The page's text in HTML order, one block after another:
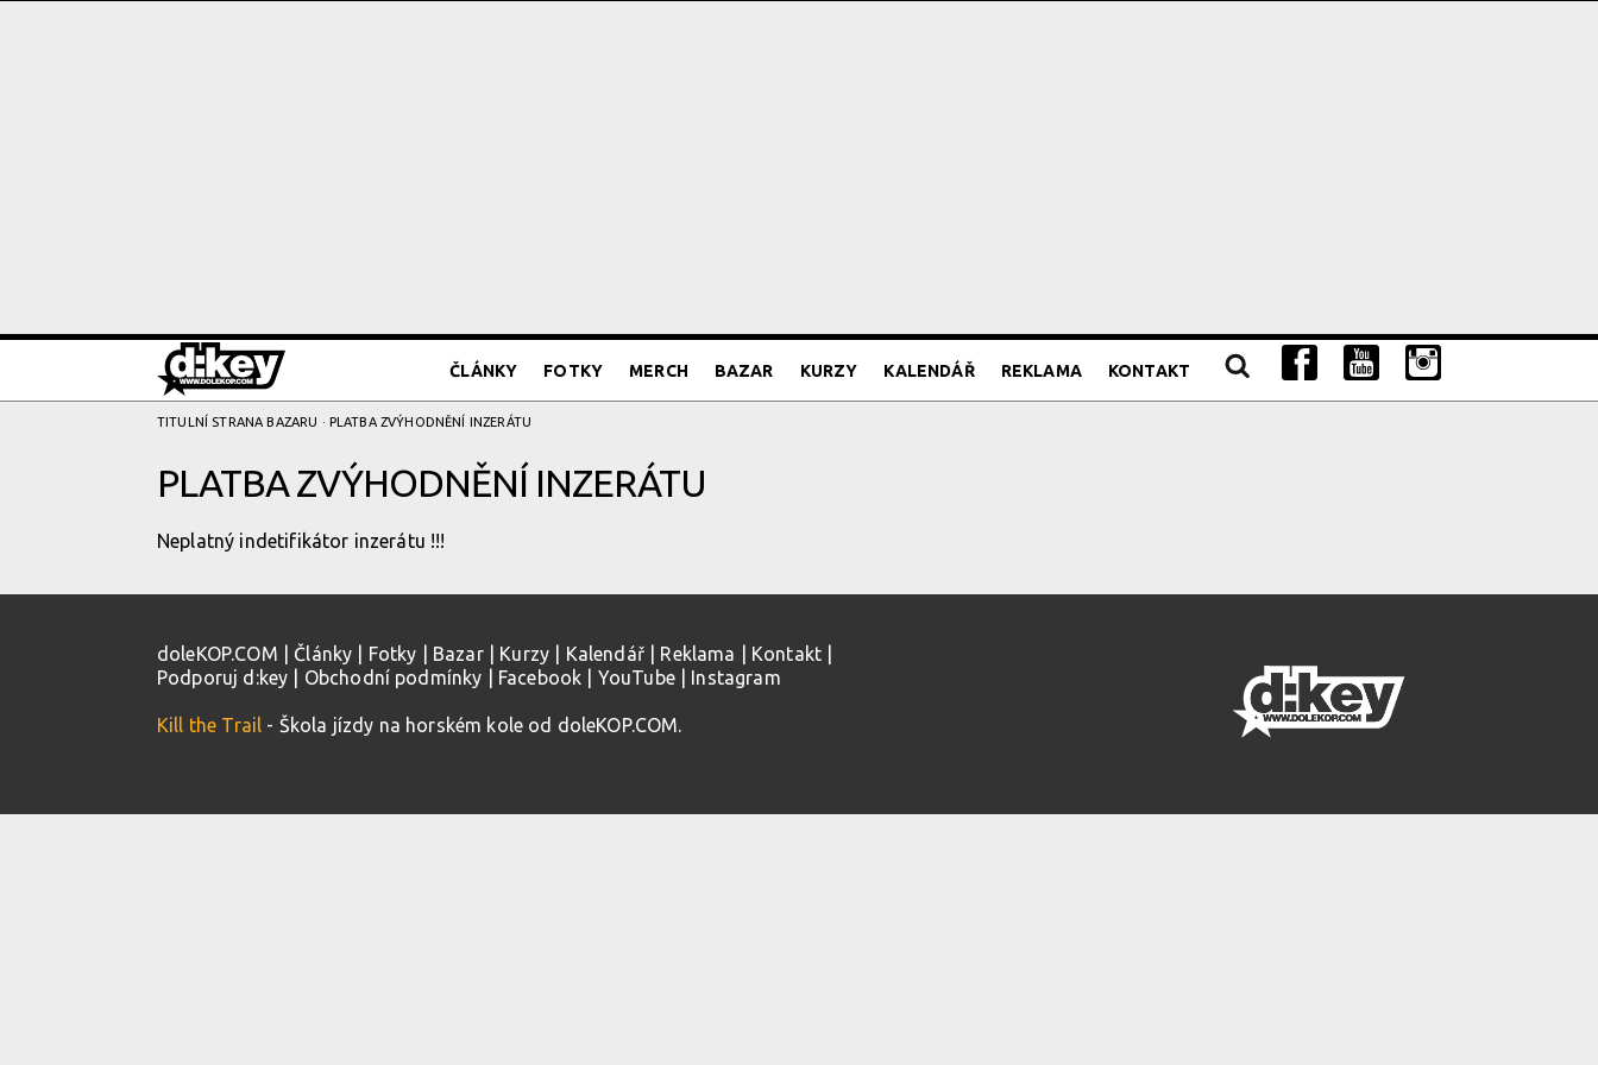
ČLÁNKY FOTKY MERCH BAZAR KURZY KALENDÁŘ REKLAMA KONTAKT
TITULNÍ STRANA BAZARU · PLATBA ZVÝHODNĚNÍ­ INZERÁTU
PLATBA ZVÝHODNĚNÍ­ INZERÁTU
Neplatný indetifikátor inzerátu !!!
doleKOP.COM Články Fotky Bazar| Kurzy Kalendář| Reklama Kontakt
Podporuj d:key
Obchodní podmínky Facebook YouTube| Instagram
Kill the Trail - Škola jízdy na horském kole od doleKOP.COM.